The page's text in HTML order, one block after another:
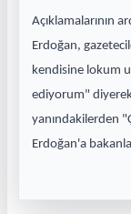
Açıklamalarının
Erdoğan,
kendisine lokum
ediyorum"
yanındakilerden
Erdoğan'a